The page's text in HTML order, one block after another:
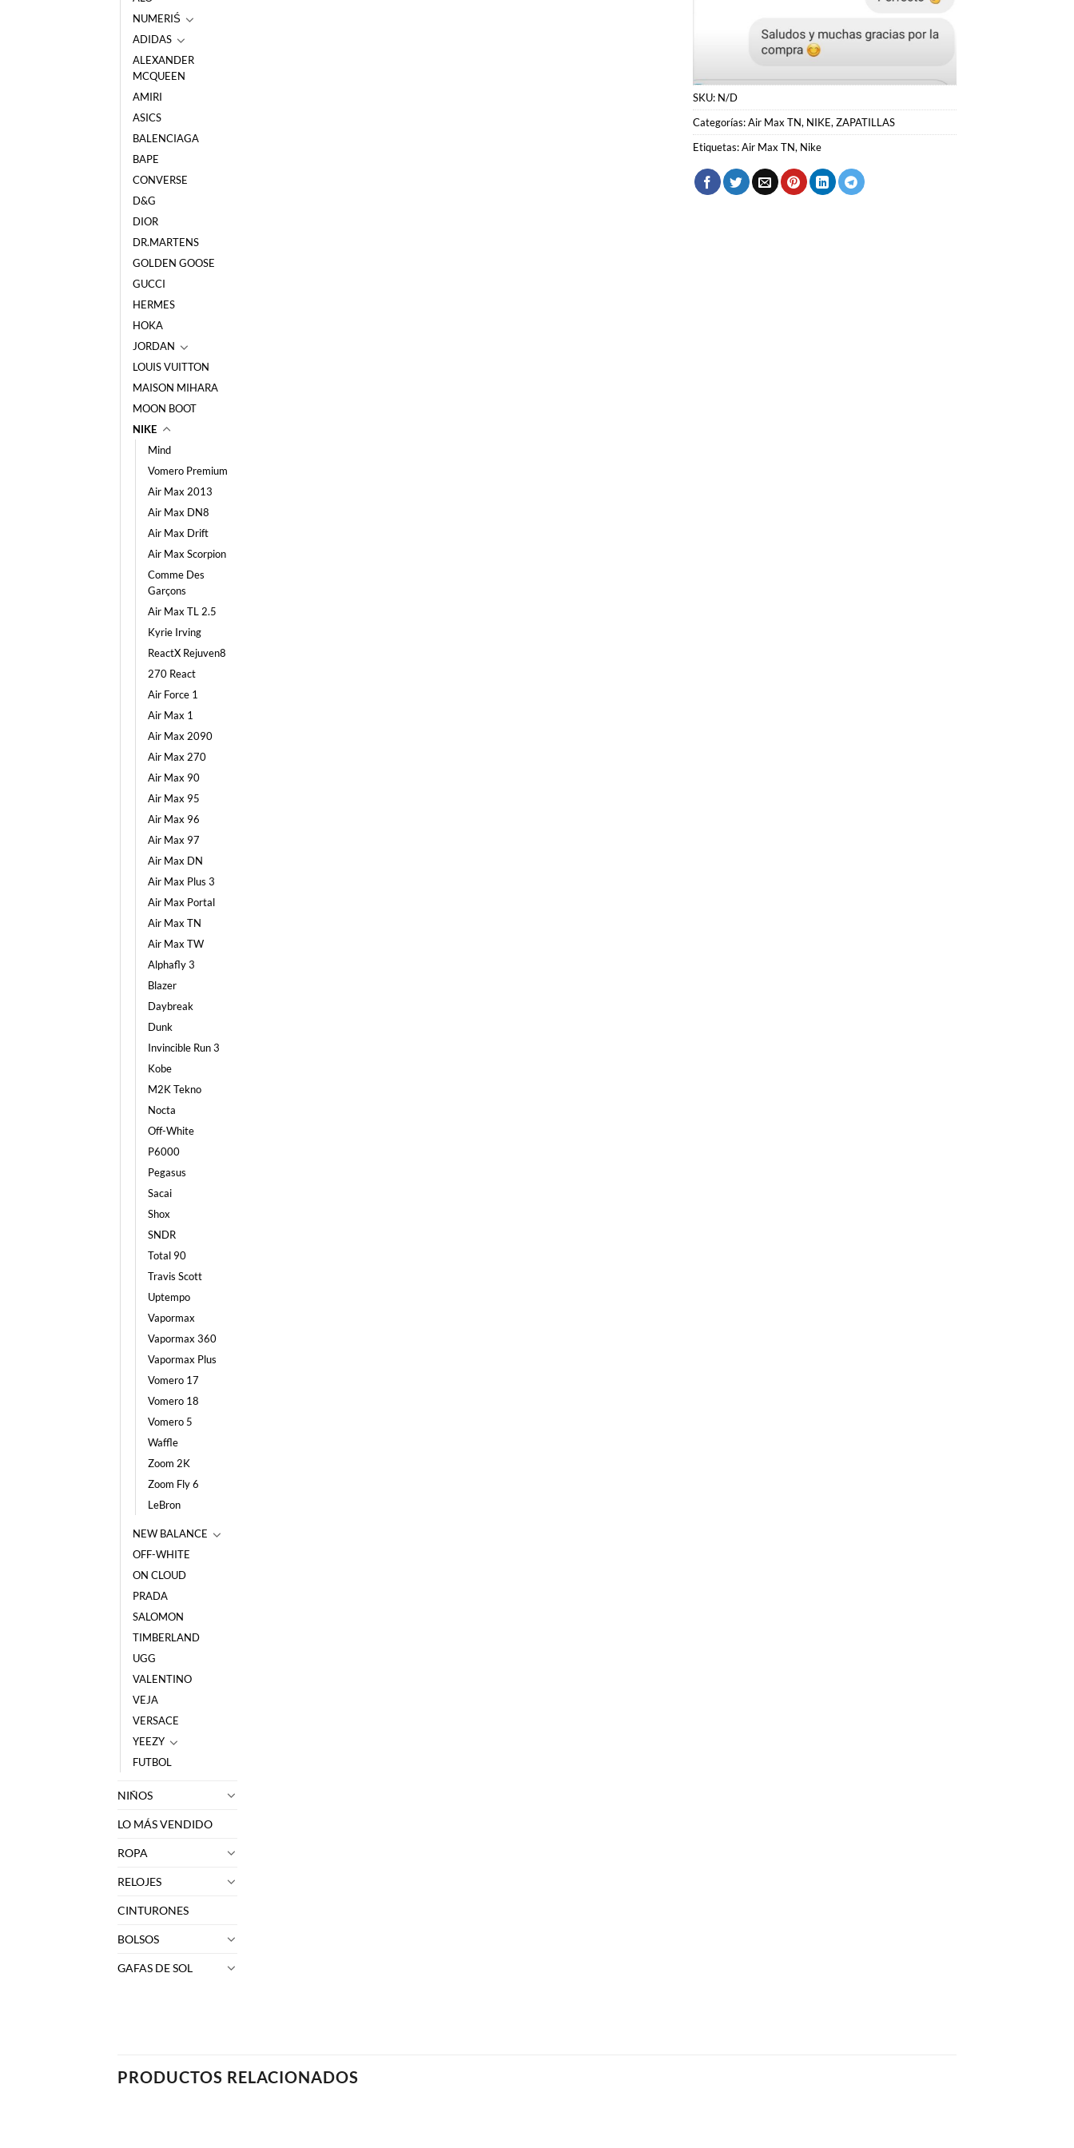
NUMERIŚ
ADIDAS
ALEXANDER
MCQUEEN
AMIRI
ASICS
BALENCIAGA
BAPE
CONVERSE
D&G
DIOR
DR.MARTENS
GOLDEN GOOSE
GUCCI
HERMES
HOKA
JORDAN
LOUIS VUITTON
MAISON MIHARA
MOON BOOT
NIKE
Mind
Vomero Premium
Air Max 2013
Air Max DN8
Air Max Drift
Air Max Scorpion
Comme Des
Garçons
Air Max TL 2.5
Kyrie Irving
ReactX Rejuven8
270 React
Air Force 1
Air Max 1
Air Max 2090
Air Max 270
Air Max 90
Air Max 95
Air Max 96
Air Max 97
Air Max DN
Air Max Plus 3
Air Max Portal
Air Max TN
Air Max TW
Alphafly 3
Blazer
Daybreak
Dunk
Invincible Run 3
Kobe
M2K Tekno
Nocta
Off-White
P6000
Pegasus
Sacai
Shox
SNDR
Total 90
Travis Scott
Uptempo
Vapormax
Vapormax 360
Vapormax Plus
Vomero 17
Vomero 18
Vomero 5
Waffle
Zoom 2K
Zoom Fly 6
LeBron
NEW BALANCE
OFF-WHITE
ON CLOUD
PRADA
SALOMON
TIMBERLAND
UGG
VALENTINO
VEJA
VERSACE
YEEZY
FUTBOL
NIÑOS
LO MÁS VENDIDO
ROPA
RELOJES
CINTURONES
BOLSOS
GAFAS DE SOL
SKU:
N/D
Etiquetas: Air Max TN,Nike
PRODUCTOS RELACIONADOS